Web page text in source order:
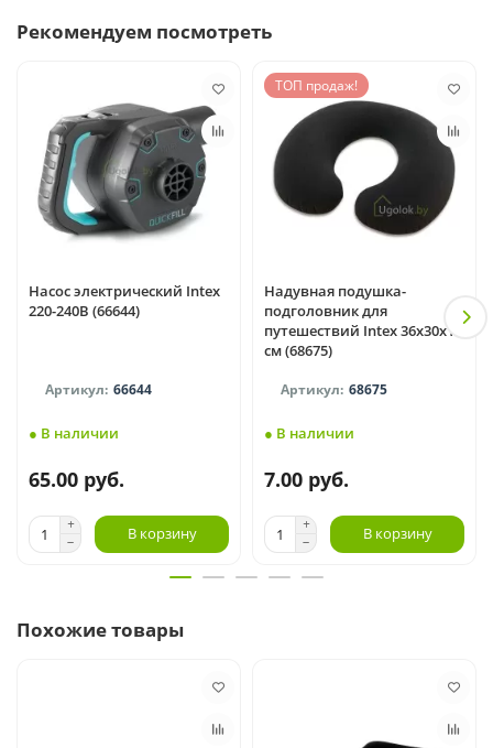
Рекомендуем посмотреть
Насос электрический Intex
220-240В (66644)
66644
● В наличии
65.00 руб.
В корзину
ТОП продаж!
Надувная подушка-
подголовник для
путешествий Intex 36x30x10
см (68675)
68675
● В наличии
7.00 руб.
В корзину
Похожие товары